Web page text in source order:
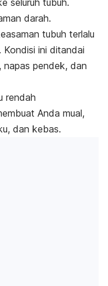
seluruh tubuh.
darah.
tubuh terlalu
ini ditandai
napas pendek, dan
rendah
Anda mual,
dan kebas.